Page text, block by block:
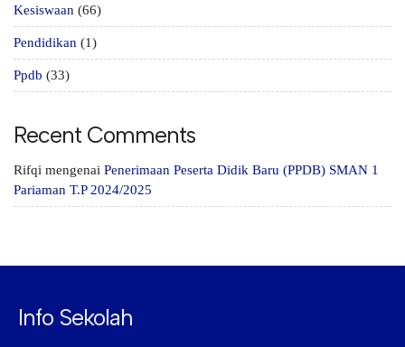
Kesiswaan (66)
Pendidikan (1)
Ppdb (33)
Recent Comments
Rifqi mengenai Penerimaan Peserta Didik Baru (PPDB) SMAN 1
Pariaman T.P 2024/2025
Info Sekolah